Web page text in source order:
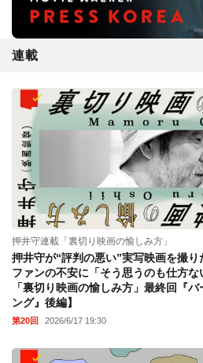
連載
押井守連載「裏切り映画の愉しみ方」
押井守が“評判の悪い”実写映画を撮り
ファンの不安に「そう思うのも仕方
「裏切り映画の愉しみ方」最終回『
ング』後編】
第20回 2026/6/17 19:30